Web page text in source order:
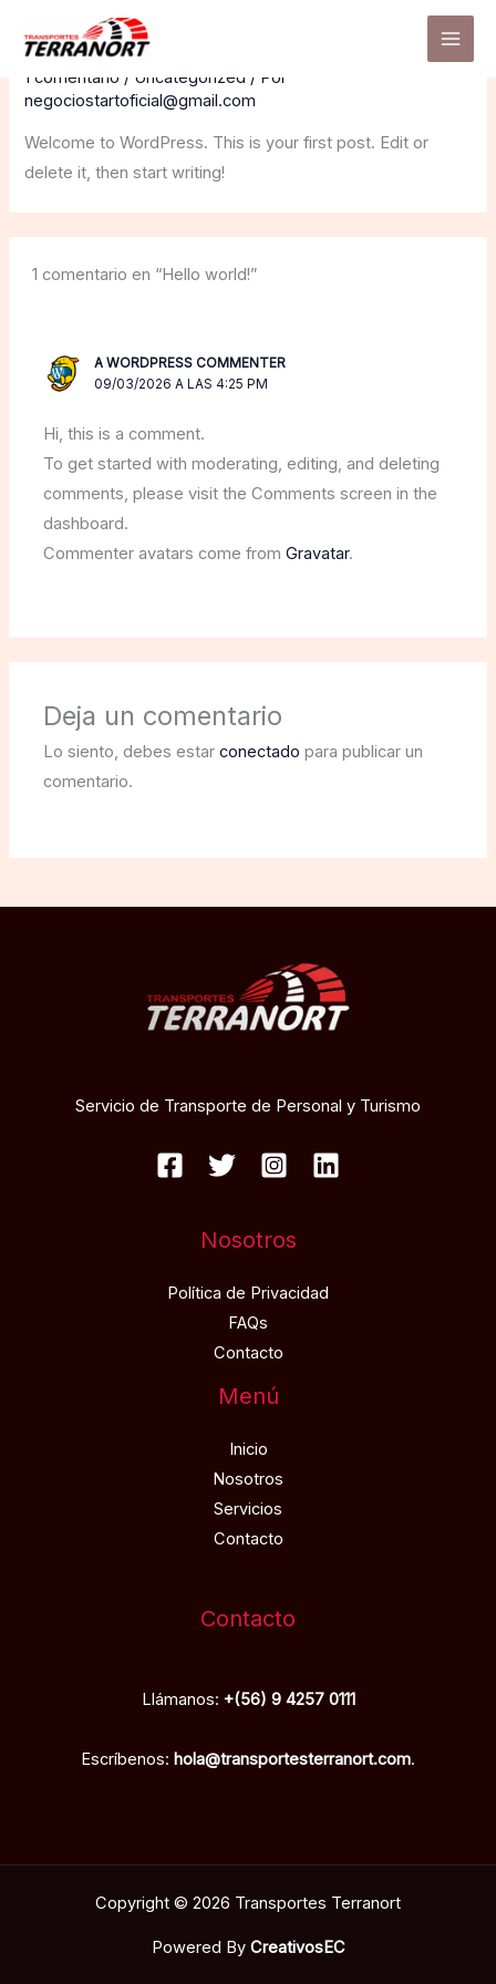
contenido
Hello world!
1 comentario / Uncategorized / Por
negociostartoficial@gmail.com
Welcome to WordPress. This is your first post. Edit or
delete it, then start writing!
1 comentario en “Hello world!”
A WORDPRESS COMMENTER
09/03/2026 A LAS 4:25 PM
Hi, this is a comment.
To get started with moderating, editing, and deleting
comments, please visit the Comments screen in the
dashboard.
Commenter avatars come fromGravatar.
Deja un comentario
Lo siento, debes estarconectado para publicar un
comentario.
Servicio de Transporte de Personal y Turismo
Nosotros
Política de Privacidad
FAQs
Contacto
Menú
Inicio
Nosotros
Servicios
Contacto
Contacto
Llámanos: +(56) 9 4257 0111
Escríbenos: hola@transportesterranort.com.
Copyright © 2026 Transportes Terranort
Powered By CreativosEC